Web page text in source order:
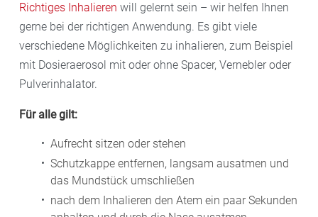
Richtiges Inhalieren will gelernt sein – wir helfen Ihnen
gerne bei der richtigen Anwendung. Es gibt viele
verschiedene Möglichkeiten zu inhalieren, zum Beispiel
mit Dosieraerosol mit oder ohne Spacer, Vernebler oder
Pulverinhalator.
Für alle gilt:
Aufrecht sitzen oder stehen
Schutzkappe entfernen, langsam ausatmen und
das Mundstück umschließen
nach dem Inhalieren den Atem ein paar Sekunden